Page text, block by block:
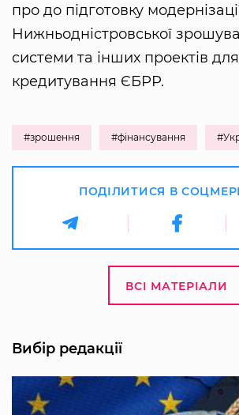
про до підготовку
Нижньодністровської
системи та інших проектів для
кредитування ЄБРР.
#зрошення #фінансування
ПОДІЛИТИСЯ В
ВСІ МАТЕРІАЛИ
Вибір редакції